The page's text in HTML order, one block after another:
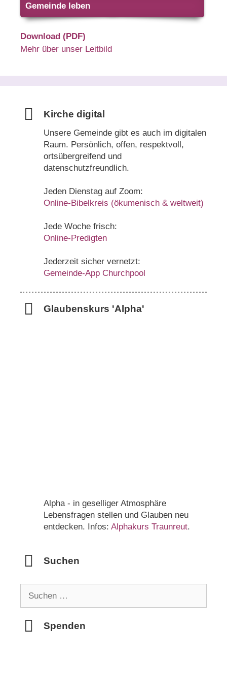
Gemeinde leben
Download (PDF)
Mehr über unser Leitbild
Kirche digital
Unsere Gemeinde gibt es auch im digitalen
Raum. Persönlich, offen, respektvoll,
ortsübergreifend und
datenschutzfreundlich.
Jeden Dienstag auf Zoom:
Online-Bibelkreis (ökumenisch & weltweit)
Jede Woche frisch:
Online-Predigten
Jederzeit sicher vernetzt:
Gemeinde-App Churchpool
Glaubenskurs 'Alpha'
Alpha - in geselliger Atmosphäre
Lebensfragen stellen und Glauben neu
entdecken. Infos: Alphakurs Traunreut.
Suchen
Spenden